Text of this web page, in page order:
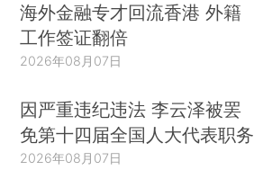
海外金融专才回流香港 外籍
工作签证翻倍
2026年08月07日
因严重违纪违法 李云泽被罢
免第十四届全国人大代表职务
2026年08月07日